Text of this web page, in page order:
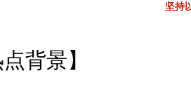
坚持
景】